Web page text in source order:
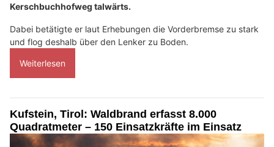
Kerschbuchhofweg talwärts.
Dabei betätigte er laut Erhebungen die Vorderbremse zu stark
und flog deshalb über den Lenker zu Boden.
Weiterlesen
Kufstein, Tirol: Waldbrand erfasst 8.000
Quadratmeter – 150 Einsatzkräfte im Einsatz